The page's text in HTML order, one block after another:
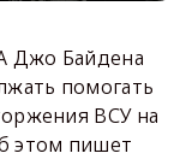
Джо Байдена
помогать
ВСУ на
этом пишет